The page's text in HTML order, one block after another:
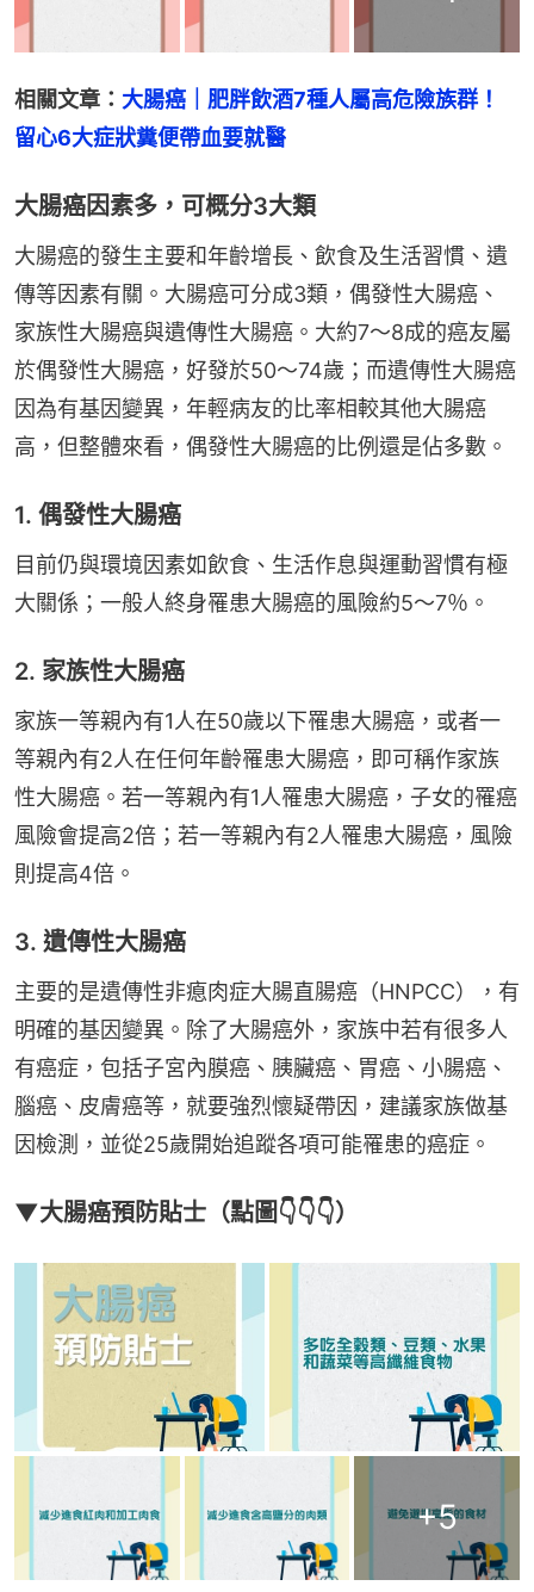
相關文章： 大腸癌｜肥胖飲酒7種人屬高危險族群！
留心6大症狀糞便帶血要就醫
大腸癌因素多，可概分3大類
大腸癌的發生主要和年齡增長、飲食及生活習慣、遺
傳等因素有關。大腸癌可分成3類，偶發性大腸癌、
家族性大腸癌與遺傳性大腸癌。大約7～8成的癌友屬
於偶發性大腸癌，好發於50～74歲；而遺傳性大腸癌
因為有基因變異，年輕病友的比率相較其他大腸癌
高，但整體來看，偶發性大腸癌的比例還是佔多數。
1. 偶發性大腸癌
目前仍與環境因素如飲食、生活作息與運動習慣有極
大關係；一般人終身罹患大腸癌的風險約5～7％。
2. 家族性大腸癌
家族一等親內有1人在50歲以下罹患大腸癌，或者一
等親內有2人在任何年齡罹患大腸癌，即可稱作家族
性大腸癌。若一等親內有1人罹患大腸癌，子女的罹癌
風險會提高2倍；若一等親內有2人罹患大腸癌，風險
則提高4倍。
3. 遺傳性大腸癌
主要的是遺傳性非瘜肉症大腸直腸癌（HNPCC），有
明確的基因變異。除了大腸癌外，家族中若有很多人
有癌症，包括子宮內膜癌、胰臟癌、胃癌、小腸癌、
腦癌、皮膚癌等，就要強烈懷疑帶因，建議家族做基
因檢測，並從25歲開始追蹤各項可能罹患的癌症。
▼大腸癌預防貼士（點圖👇👇👇）
+5